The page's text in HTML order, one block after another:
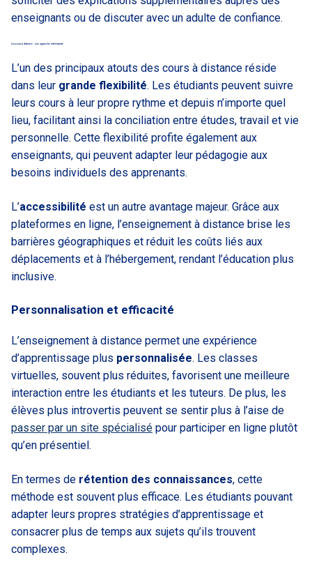
enseignants ou de discuter avec un adulte de confiance.
Les cours à distance : une approche intéressante
L’un des principaux atouts des cours à distance réside
dans leur grande flexibilité. Les étudiants peuvent suivre
leurs cours à leur propre rythme et depuis n’importe quel
lieu, facilitant ainsi la conciliation entre études, travail et vie
personnelle. Cette flexibilité profite également aux
enseignants, qui peuvent adapter leur pédagogie aux
besoins individuels des apprenants.
L’accessibilité est un autre avantage majeur. Grâce aux
plateformes en ligne, l’enseignement à distance brise les
barrières géographiques et réduit les coûts liés aux
déplacements et à l’hébergement, rendant l’éducation plus
inclusive.
Personnalisation et efficacité
L’enseignement à distance permet une expérience
d’apprentissage plus personnalisée. Les classes
virtuelles, souvent plus réduites, favorisent une meilleure
interaction entre les étudiants et les tuteurs. De plus, les
élèves plus introvertis peuvent se sentir plus à l’aise de
passer par un site spécialisé pour participer en ligne plutôt
qu’en présentiel.
En termes de rétention des connaissances, cette
méthode est souvent plus efficace. Les étudiants pouvant
adapter leurs propres stratégies d’apprentissage et
consacrer plus de temps aux sujets qu’ils trouvent
complexes.